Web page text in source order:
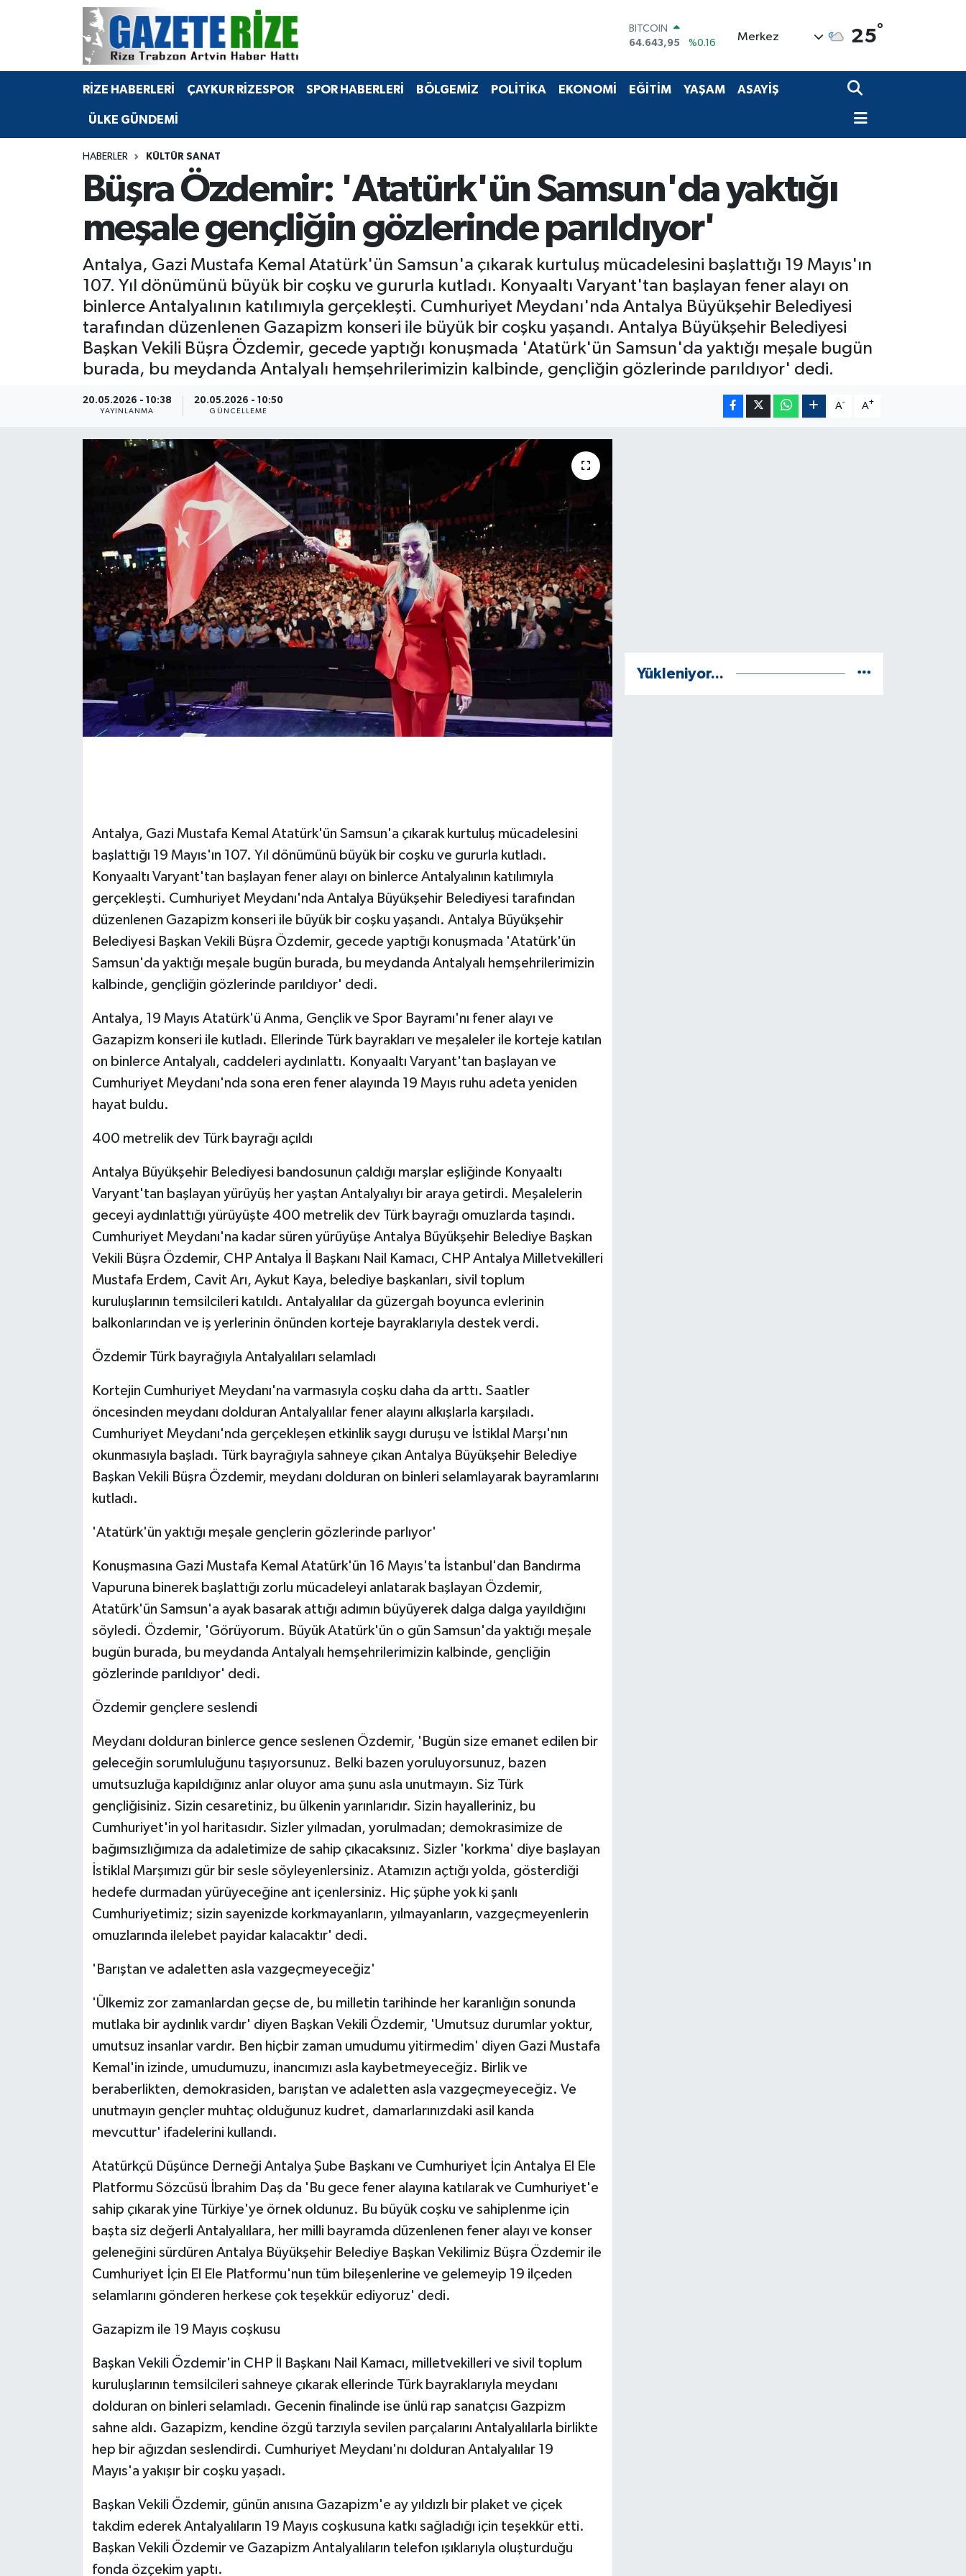
BITCOIN
64.643,95
%0.16
47,6006
%0.06
EURO
13.799
%70
Merkez 25°
RİZE HABERLERİ ÇAYKUR RİZESPOR SPOR HABERLERİ BÖLGEMİZ POLİTİKA EKONOMİ EĞİTİM YAŞAM ASAYİŞ
ÜLKE GÜNDEMİ
HABERLER KÜLTÜR SANAT
Büşra Özdemir: 'Atatürk'ün Samsun'da yaktığı
meşale gençliğin gözlerinde parıldıyor'
Antalya, Gazi Mustafa Kemal Atatürk'ün Samsun'a çıkarak kurtuluş mücadelesini başlattığı 19 Mayıs'ın
107. Yıl dönümünü büyük bir coşku ve gururla kutladı. Konyaaltı Varyant'tan başlayan fener alayı on
binlerce Antalyalının katılımıyla gerçekleşti. Cumhuriyet Meydanı'nda Antalya Büyükşehir Belediyesi
tarafından düzenlenen Gazapizm konseri ile büyük bir coşku yaşandı. Antalya Büyükşehir Belediyesi
Başkan Vekili Büşra Özdemir, gecede yaptığı konuşmada 'Atatürk'ün Samsun'da yaktığı meşale bugün
burada, bu meydanda Antalyalı hemşehrilerimizin kalbinde, gençliğin gözlerinde parıldıyor' dedi.
20.05.2026 - 10:38
YAYINLANMA
20.05.2026 - 10:50
GÜNCELLEME
A- A+
Antalya, Gazi Mustafa Kemal Atatürk'ün Samsun'a çıkarak kurtuluş mücadelesini
başlattığı 19 Mayıs'ın 107. Yıl dönümünü büyük bir coşku ve gururla kutladı.
Konyaaltı Varyant'tan başlayan fener alayı on binlerce Antalyalının katılımıyla
gerçekleşti. Cumhuriyet Meydanı'nda Antalya Büyükşehir Belediyesi tarafından
düzenlenen Gazapizm konseri ile büyük bir coşku yaşandı. Antalya Büyükşehir
Belediyesi Başkan Vekili Büşra Özdemir, gecede yaptığı konuşmada 'Atatürk'ün
Samsun'da yaktığı meşale bugün burada, bu meydanda Antalyalı hemşehrilerimizin
kalbinde, gençliğin gözlerinde parıldıyor' dedi.
Antalya, 19 Mayıs Atatürk'ü Anma, Gençlik ve Spor Bayramı'nı fener alayı ve
Gazapizm konseri ile kutladı. Ellerinde Türk bayrakları ve meşaleler ile korteje katılan
on binlerce Antalyalı, caddeleri aydınlattı. Konyaaltı Varyant'tan başlayan ve
Cumhuriyet Meydanı'nda sona eren fener alayında 19 Mayıs ruhu adeta yeniden
hayat buldu.
400 metrelik dev Türk bayrağı açıldı
Antalya Büyükşehir Belediyesi bandosunun çaldığı marşlar eşliğinde Konyaaltı
Varyant'tan başlayan yürüyüş her yaştan Antalyalıyı bir araya getirdi. Meşalelerin
geceyi aydınlattığı yürüyüşte 400 metrelik dev Türk bayrağı omuzlarda taşındı.
Cumhuriyet Meydanı'na kadar süren yürüyüşe Antalya Büyükşehir Belediye Başkan
Vekili Büşra Özdemir, CHP Antalya İl Başkanı Nail Kamacı, CHP Antalya Milletvekilleri
Mustafa Erdem, Cavit Arı, Aykut Kaya, belediye başkanları, sivil toplum
kuruluşlarının temsilcileri katıldı. Antalyalılar da güzergah boyunca evlerinin
balkonlarından ve iş yerlerinin önünden korteje bayraklarıyla destek verdi.
Özdemir Türk bayrağıyla Antalyalıları selamladı
Kortejin Cumhuriyet Meydanı'na varmasıyla coşku daha da arttı. Saatler
öncesinden meydanı dolduran Antalyalılar fener alayını alkışlarla karşıladı.
Cumhuriyet Meydanı'nda gerçekleşen etkinlik saygı duruşu ve İstiklal Marşı'nın
okunmasıyla başladı. Türk bayrağıyla sahneye çıkan Antalya Büyükşehir Belediye
Başkan Vekili Büşra Özdemir, meydanı dolduran on binleri selamlayarak bayramlarını
kutladı.
'Atatürk'ün yaktığı meşale gençlerin gözlerinde parlıyor'
Konuşmasına Gazi Mustafa Kemal Atatürk'ün 16 Mayıs'ta İstanbul'dan Bandırma
Vapuruna binerek başlattığı zorlu mücadeleyi anlatarak başlayan Özdemir,
Atatürk'ün Samsun'a ayak basarak attığı adımın büyüyerek dalga dalga yayıldığını
söyledi. Özdemir, 'Görüyorum. Büyük Atatürk'ün o gün Samsun'da yaktığı meşale
bugün burada, bu meydanda Antalyalı hemşehrilerimizin kalbinde, gençliğin
gözlerinde parıldıyor' dedi.
Özdemir gençlere seslendi
Meydanı dolduran binlerce gence seslenen Özdemir, 'Bugün size emanet edilen bir
geleceğin sorumluluğunu taşıyorsunuz. Belki bazen yoruluyorsunuz, bazen
umutsuzluğa kapıldığınız anlar oluyor ama şunu asla unutmayın. Siz Türk
gençliğisiniz. Sizin cesaretiniz, bu ülkenin yarınlarıdır. Sizin hayalleriniz, bu
Cumhuriyet'in yol haritasıdır. Sizler yılmadan, yorulmadan; demokrasimize de
bağımsızlığımıza da adaletimize de sahip çıkacaksınız. Sizler 'korkma' diye başlayan
İstiklal Marşımızı gür bir sesle söyleyenlersiniz. Atamızın açtığı yolda, gösterdiği
hedefe durmadan yürüyeceğine ant içenlersiniz. Hiç şüphe yok ki şanlı
Cumhuriyetimiz; sizin sayenizde korkmayanların, yılmayanların, vazgeçmeyenlerin
omuzlarında ilelebet payidar kalacaktır' dedi.
'Barıştan ve adaletten asla vazgeçmeyeceğiz'
'Ülkemiz zor zamanlardan geçse de, bu milletin tarihinde her karanlığın sonunda
mutlaka bir aydınlık vardır' diyen Başkan Vekili Özdemir, 'Umutsuz durumlar yoktur,
umutsuz insanlar vardır. Ben hiçbir zaman umudumu yitirmedim' diyen Gazi Mustafa
Kemal'in izinde, umudumuzu, inancımızı asla kaybetmeyeceğiz. Birlik ve
beraberlikten, demokrasiden, barıştan ve adaletten asla vazgeçmeyeceğiz. Ve
unutmayın gençler muhtaç olduğunuz kudret, damarlarınızdaki asil kanda
mevcuttur' ifadelerini kullandı.
Atatürkçü Düşünce Derneği Antalya Şube Başkanı ve Cumhuriyet İçin Antalya El Ele
Platformu Sözcüsü İbrahim Daş da 'Bu gece fener alayına katılarak ve Cumhuriyet'e
sahip çıkarak yine Türkiye'ye örnek oldunuz. Bu büyük coşku ve sahiplenme için
başta siz değerli Antalyalılara, her milli bayramda düzenlenen fener alayı ve konser
geleneğini sürdüren Antalya Büyükşehir Belediye Başkan Vekilimiz Büşra Özdemir ile
Cumhuriyet İçin El Ele Platformu'nun tüm bileşenlerine ve gelemeyip 19 ilçeden
selamlarını gönderen herkese çok teşekkür ediyoruz' dedi.
Gazapizm ile 19 Mayıs coşkusu
Başkan Vekili Özdemir'in CHP İl Başkanı Nail Kamacı, milletvekilleri ve sivil toplum
kuruluşlarının temsilcileri sahneye çıkarak ellerinde Türk bayraklarıyla meydanı
dolduran on binleri selamladı. Gecenin finalinde ise ünlü rap sanatçısı Gazpizm
sahne aldı. Gazapizm, kendine özgü tarzıyla sevilen parçalarını Antalyalılarla birlikte
hep bir ağızdan seslendirdi. Cumhuriyet Meydanı'nı dolduran Antalyalılar 19
Mayıs'a yakışır bir coşku yaşadı.
Başkan Vekili Özdemir, günün anısına Gazapizm'e ay yıldızlı bir plaket ve çiçek
takdim ederek Antalyalıların 19 Mayıs coşkusuna katkı sağladığı için teşekkür etti.
Başkan Vekili Özdemir ve Gazapizm Antalyalıların telefon ışıklarıyla oluşturduğu
fonda özçekim yaptı.
Yükleniyor...
BÖLGEMİZ
Bilim Teknoloji
Advertising news
Canlı Maç
English News
Flaş Haber
Gayrimenkul
GÜNDEM
İş Dünyası
Jandarma
KÜLTÜR SANAT
Otomobil
POLİTİKA
SPOR HABERLERİ
ÜLKE GÜNDEMİ
Yerel Haberler
Merkez Nöbetçi Eczaneler
Merkez Hava Durumu
Merkez Trafik Yoğunluk Haritası
Tüm Manşetler
Son Dakika Haberleri
Haber Arşivi